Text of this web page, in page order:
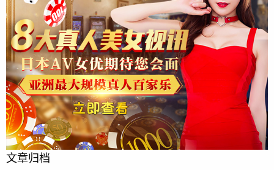
文章归档